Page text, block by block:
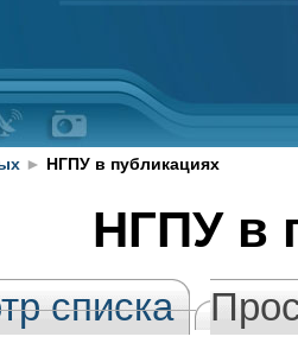
► НГПУ в публикациях
НГПУ в
списка